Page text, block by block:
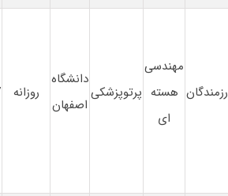
رزمندگان
مهندسی
هسته
ای
پرتوپزشکی
دانشگاه
اصفهان
روزانه